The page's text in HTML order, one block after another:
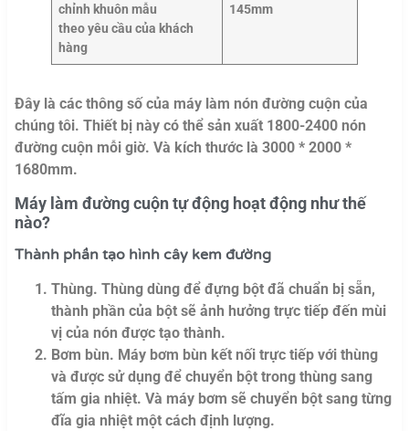
chỉnh khuôn mẫu
theo yêu cầu của khách
hàng
145mm
Đây là các thông số của máy làm nón đường cuộn của
chúng tôi. Thiết bị này có thể sản xuất 1800-2400 nón
đường cuộn mỗi giờ. Và kích thước là 3000 * 2000 *
1680mm.
Máy làm đường cuộn tự động hoạt động như thế
nào?
Thành phần tạo hình cây kem đường
Thùng. Thùng dùng để đựng bột đã chuẩn bị sẵn,
thành phần của bột sẽ ảnh hưởng trực tiếp đến mùi
vị của nón được tạo thành.
Bơm bùn. Máy bơm bùn kết nối trực tiếp với thùng
và được sử dụng để chuyển bột trong thùng sang
tấm gia nhiệt. Và máy bơm sẽ chuyển bột sang từng
đĩa gia nhiệt một cách định lượng.